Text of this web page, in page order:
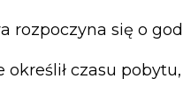
rozpoczyna się o
określił czasu